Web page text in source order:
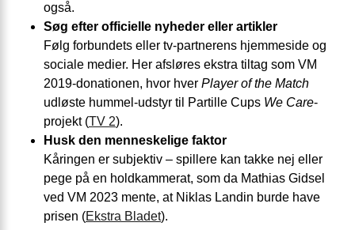
også.
Søg efter officielle nyheder eller artikler
Følg forbundets eller tv-partnerens hjemmeside og
sociale medier. Her afsløres ekstra tiltag som VM
2019-donationen, hvor hver Player of the Match
udløste hummel-udstyr til Partille Cups We Care-
projekt (TV 2).
Husk den menneskelige faktor
Kåringen er subjektiv – spillere kan takke nej eller
pege på en holdkammerat, som da Mathias Gidsel
ved VM 2023 mente, at Niklas Landin burde have
prisen (Ekstra Bladet).